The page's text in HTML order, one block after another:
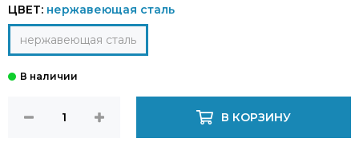
ЦВЕТ: нержавеющая сталь
нержавеющая сталь
В КОРЗИНУ